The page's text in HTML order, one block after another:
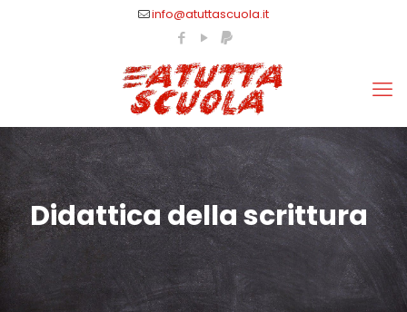
info@atuttascuola.it
Didattica della scrittura